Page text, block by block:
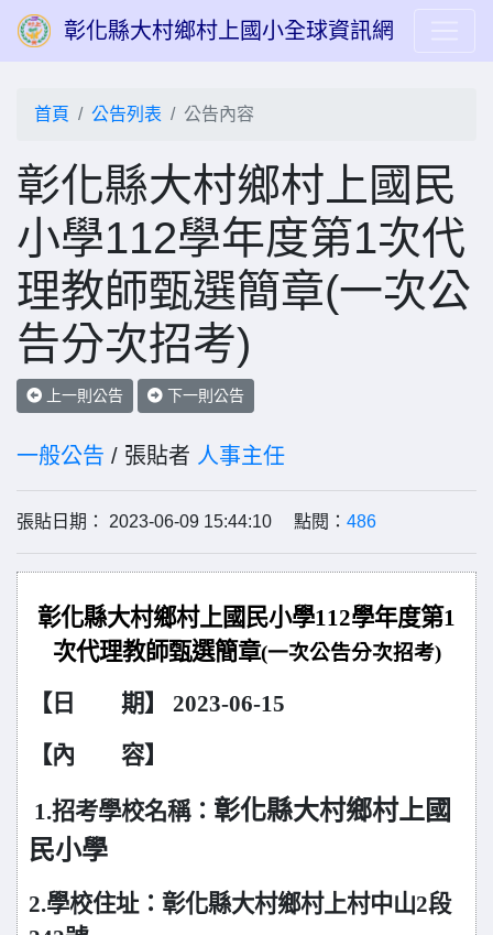
彰化縣大村鄉村上國小全球資訊網
首頁 公告列表 公告內容
彰化縣大村鄉村上國民
小學112學年度第1次代
理教師甄選簡章(一次公
告分次招考)
上一則公告 下一則公告
一般公告 / 張貼者 人事主任
張貼日期： 2023-06-09 15:44:10 點閱： 486
彰化縣大村鄉村上國民小學112學年度第1
次代理教師甄選簡章(一次公告分次招考)
【日 期】 2023-06-15
【內 容】
1.招考學校名稱： 彰化縣大村鄉村上國
民小學
2.學校住址：彰化縣大村鄉村上村中山2段